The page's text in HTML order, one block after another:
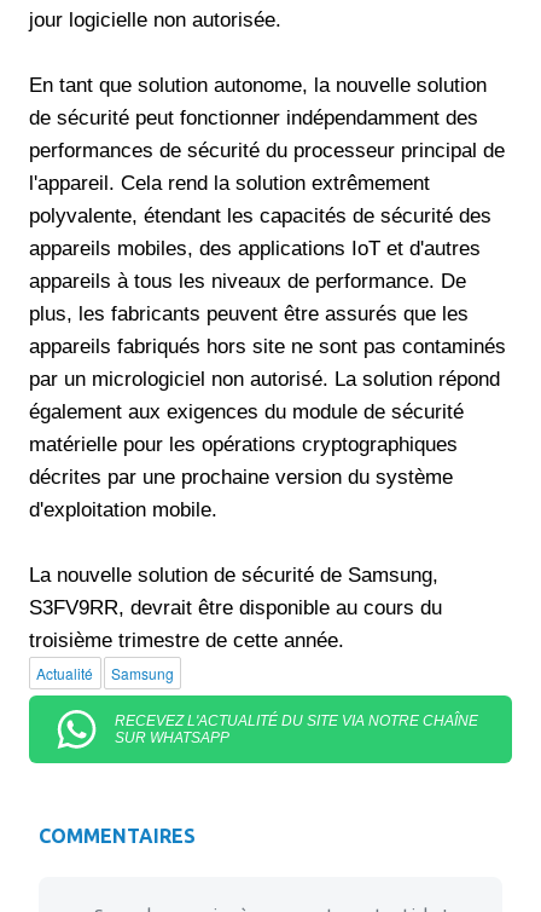
jour logicielle non autorisée.
En tant que solution autonome, la nouvelle solution
de sécurité peut fonctionner indépendamment des
performances de sécurité du processeur principal de
l'appareil. Cela rend la solution extrêmement
polyvalente, étendant les capacités de sécurité des
appareils mobiles, des applications IoT et d'autres
appareils à tous les niveaux de performance. De
plus, les fabricants peuvent être assurés que les
appareils fabriqués hors site ne sont pas contaminés
par un micrologiciel non autorisé. La solution répond
également aux exigences du module de sécurité
matérielle pour les opérations cryptographiques
décrites par une prochaine version du système
d'exploitation mobile.
La nouvelle solution de sécurité de Samsung,
S3FV9RR, devrait être disponible au cours du
troisième trimestre de cette année.
Actualité Samsung
RECEVEZ L'ACTUALITÉ DU SITE VIA NOTRE CHAÎNE
SUR WHATSAPP
COMMENTAIRES